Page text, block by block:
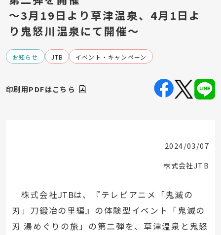
～3月19日より草津温泉、4月1日よ
り鬼怒川温泉にて開催～
お知らせ JTB イベント・キャンペーン
印刷用PDFはこちら
2024/03/07
株式会社JTB
株式会社JTBは、『テレビアニメ「鬼滅の
刃」刀鍛冶の里編』の体験型イベント「鬼滅の
刃 湯めぐりの旅」の第二弾を、草津温泉と鬼怒